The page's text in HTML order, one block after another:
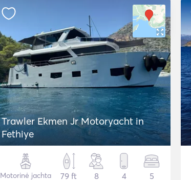
Trawler Ekmen Jr Motoryacht in
Fethiye
Motorinė jachta
79 ft
8 4 5